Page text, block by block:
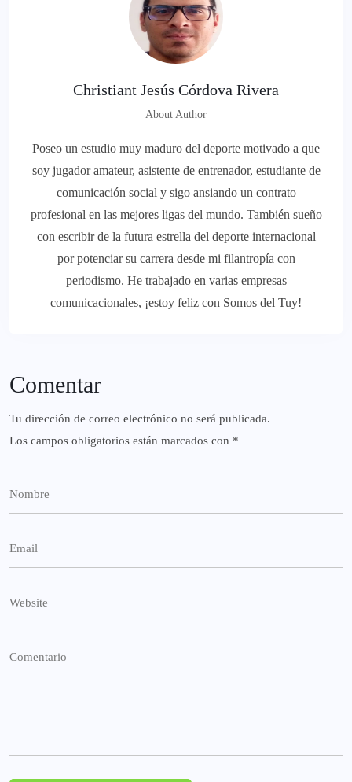
Christiant Jesús Córdova Rivera
About Author
Poseo un estudio muy maduro del deporte motivado a que
soy jugador amateur, asistente de entrenador, estudiante de
comunicación social y sigo ansiando un contrato
profesional en las mejores ligas del mundo. También sueño
con escribir de la futura estrella del deporte internacional
por potenciar su carrera desde mi filantropía con
periodismo. He trabajado en varias empresas
comunicacionales, ¡estoy feliz con Somos del Tuy!
Comentar
Tu dirección de correo electrónico no será publicada.
Los campos obligatorios están marcados con *